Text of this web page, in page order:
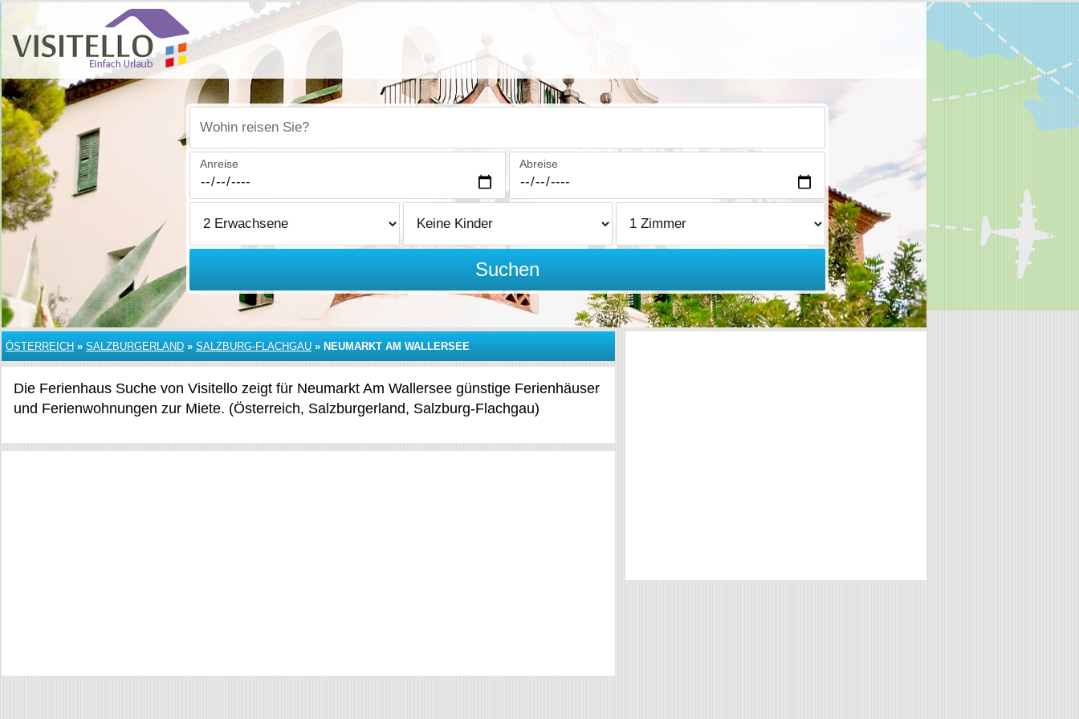
Wohin reisen Sie?
Anreise Abreise
Suchen
ÖSTERREICH » SALZBURGERLAND » SALZBURG-FLACHGAU » NEUMARKT AM WALLERSEE
Die Ferienhaus Suche von Visitello zeigt für Neumarkt Am Wallersee günstige Ferienhäuser
und Ferienwohnungen zur Miete. (Österreich, Salzburgerland, Salzburg-Flachgau)